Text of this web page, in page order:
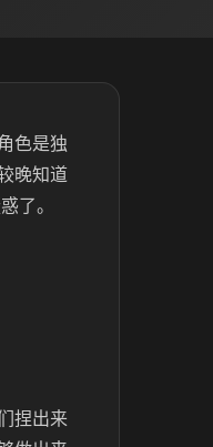
色是独
晚知道
了。
捏出来